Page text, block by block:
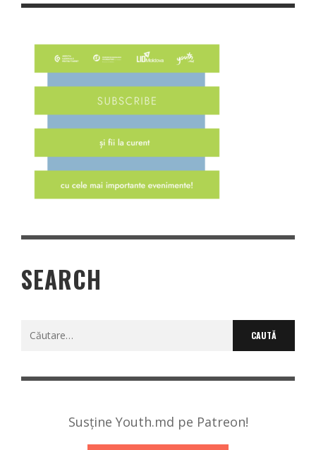
SEARCH
Caută
Susține Youth.md pe Patreon!